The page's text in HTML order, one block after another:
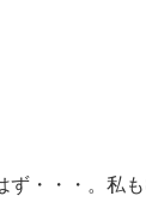
ず・・・。私